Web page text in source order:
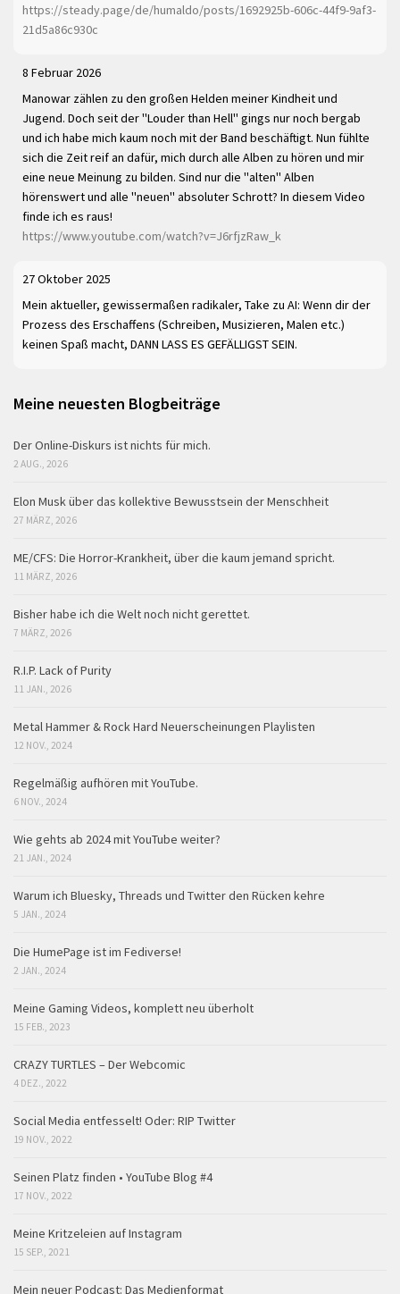
https://steady.page/de/humaldo/posts/1692925b-606c-44f9-9af3-
21d5a86c930c
8 Februar 2026
Manowar zählen zu den großen Helden meiner Kindheit und
Jugend. Doch seit der "Louder than Hell" gings nur noch bergab
und ich habe mich kaum noch mit der Band beschäftigt. Nun fühlte
sich die Zeit reif an dafür, mich durch alle Alben zu hören und mir
eine neue Meinung zu bilden. Sind nur die "alten" Alben
hörenswert und alle "neuen" absoluter Schrott? In diesem Video
finde ich es raus!
https://www.youtube.com/watch?v=J6rfjzRaw_k
27 Oktober 2025
Mein aktueller, gewissermaßen radikaler, Take zu AI: Wenn dir der
Prozess des Erschaffens (Schreiben, Musizieren, Malen etc.)
keinen Spaß macht, DANN LASS ES GEFÄLLIGST SEIN.
Meine neuesten Blogbeiträge
Der Online-Diskurs ist nichts für mich.
2 AUG., 2026
Elon Musk über das kollektive Bewusstsein der Menschheit
27 MÄRZ, 2026
ME/CFS: Die Horror-Krankheit, über die kaum jemand spricht.
11 MÄRZ, 2026
Bisher habe ich die Welt noch nicht gerettet.
7 MÄRZ, 2026
R.I.P. Lack of Purity
11 JAN., 2026
Metal Hammer & Rock Hard Neuerscheinungen Playlisten
12 NOV., 2024
Regelmäßig aufhören mit YouTube.
6 NOV., 2024
Wie gehts ab 2024 mit YouTube weiter?
21 JAN., 2024
Warum ich Bluesky, Threads und Twitter den Rücken kehre
5 JAN., 2024
Die HumePage ist im Fediverse!
2 JAN., 2024
Meine Gaming Videos, komplett neu überholt
15 FEB., 2023
CRAZY TURTLES – Der Webcomic
4 DEZ., 2022
Social Media entfesselt! Oder: RIP Twitter
19 NOV., 2022
Seinen Platz finden • YouTube Blog #4
17 NOV., 2022
Meine Kritzeleien auf Instagram
15 SEP., 2021
Mein neuer Podcast: Das Medienformat